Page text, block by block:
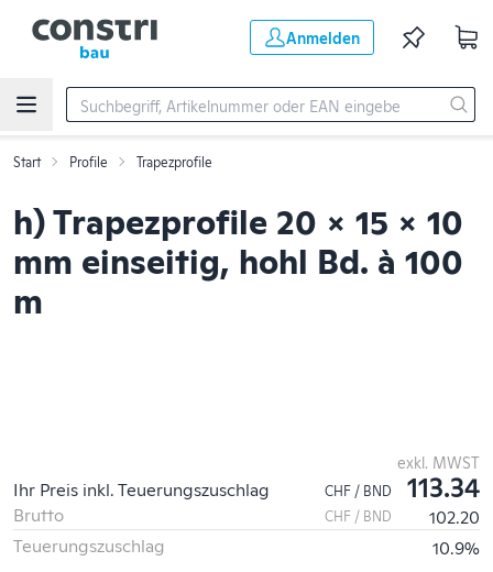
Anmelden
Start Profile Trapezprofile
h) Trapezprofile 20 x 15 x 10
mm einseitig, hohl Bd. à 100
m
exkl. MWST
Ihr Preis inkl. Teuerungszuschlag CHF / BND 113.34
Brutto CHF / BND
102.20
Teuerungszuschlag
10.9%